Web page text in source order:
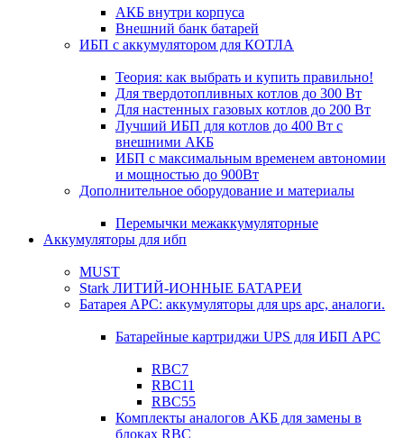
АКБ внутри корпуса
Внешний банк батарей
ИБП с аккумулятором для КОТЛА
Теория: как выбрать и купить правильно!
Для твердотопливных котлов до 300 Вт
Для настенных газовых котлов до 200 Вт
Лучший ИБП для котлов до 400 Вт с
внешними АКБ
ИБП с максимальным временем автономии
и мощностью до 900Вт
Дополнительное оборудование и материалы
Перемычки межаккумуляторные
Аккумуляторы для ибп
MUST
Stark ЛИТИЙ-ИОННЫЕ БАТАРЕИ
Батарея APC: аккумуляторы для ups apc, аналоги.
Батарейные картриджи UPS для ИБП APC
RBC7
RBC11
RBC55
Комплекты аналогов АКБ для замены в
блоках RBC